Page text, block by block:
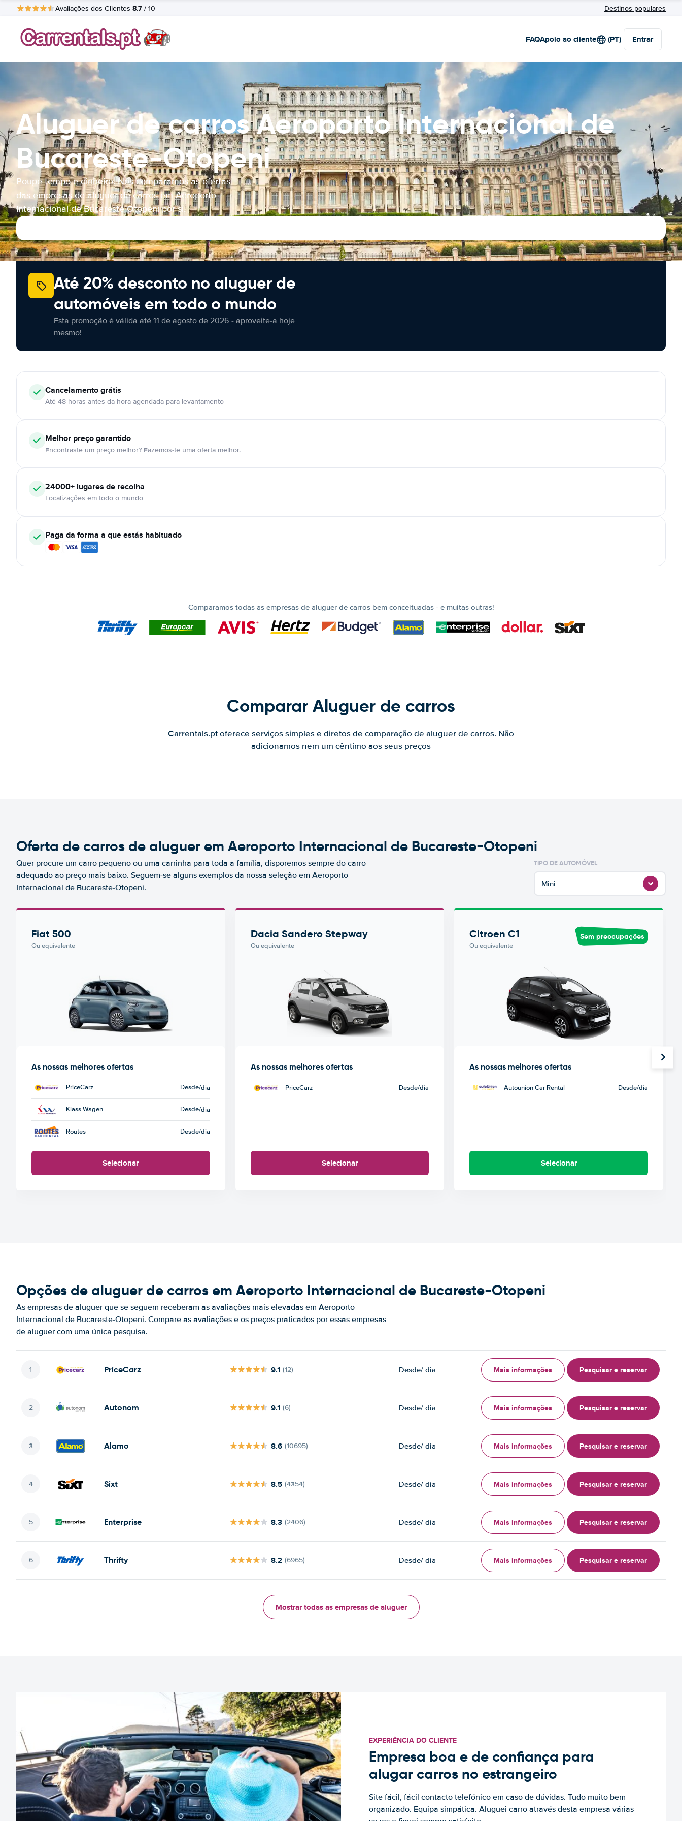
Avaliações dos Clientes 8.7 / 10 Destinos populares
FAQApoio ao cliente (PT) Entrar
Aluguer de carros Aeroporto Internacional de
Bucareste-Otopeni
Poupe tempo e dinheiro. Nós comparamos as ofertas
das empresas de aluguer de carros em Aeroporto
Internacional de Bucareste-Otopeni por si.
Até 20% desconto no aluguer de
automóveis em todo o mundo
Esta promoção é válida até 11 de agosto de 2026 - aproveite-a hoje
mesmo!
Cancelamentográtis
Até 48 horas antes da hora agendada para levantamento
Melhor preço garantido
Encontraste um preço melhor? Fazemos-te uma oferta melhor.
24000+ lugares de recolha
Localizações em todo o mundo
Paga da forma a que estás habituado
Comparamos todas as empresas de aluguer de carros bem conceituadas - e muitas outras!
Comparar Aluguer de carros
Carrentals.pt oferece serviços simples e diretos de comparação de aluguer de carros. Não
adicionamos nem um cêntimo aos seus preços
Oferta de carros de aluguer em Aeroporto Internacional de Bucareste-Otopeni
Quer procure um carro pequeno ou uma carrinha para toda a família, disporemos sempre do carro
adequado ao preço mais baixo. Seguem-se alguns exemplos da nossa seleção em Aeroporto
Internacional de Bucareste-Otopeni.
TIPO DE AUTOMÓVEL
Mini
Fiat 500
Ou equivalente
As nossas melhores ofertas
PriceCarz Desde/dia
Klass Wagen Desde/dia
Routes Desde/dia
Selecionar
Dacia Sandero Stepway
Ou equivalente
As nossas melhores ofertas
PriceCarz Desde/dia
Selecionar
Citroen C1
Ou equivalente
Sem preocupações
As nossas melhores ofertas
Autounion Car Rental Desde/dia
Selecionar
Opções de aluguer de carros em Aeroporto Internacional de Bucareste-Otopeni
As empresas de aluguer que se seguem receberam as avaliações mais elevadas em Aeroporto
Internacional de Bucareste-Otopeni. Compare as avaliações e os preços praticados por essas empresas
de aluguer com uma única pesquisa.
PriceCarz 9.1 (12) Desde/ dia Mais informações Pesquisar e reservar
Autonom 9.1 (6) Desde/ dia Mais informações Pesquisar e reservar
Alamo 8.6 (10695) Desde/ dia Mais informações Pesquisar e reservar
Sixt 8.5 (4354) Desde/ dia Mais informações Pesquisar e reservar
Enterprise 8.3 (2406) Desde/ dia Mais informações Pesquisar e reservar
Thrifty 8.2 (6965) Desde/ dia Mais informações Pesquisar e reservar
Mostrar todas as empresas de aluguer
EXPERIÊNCIA DO CLIENTE
Empresa boa e de confiança para
alugar carros no estrangeiro
Site fácil, fácil contacto telefónico em caso de dúvidas. Tudo muito bem
organizado. Equipa simpática. Aluguei carro através desta empresa várias